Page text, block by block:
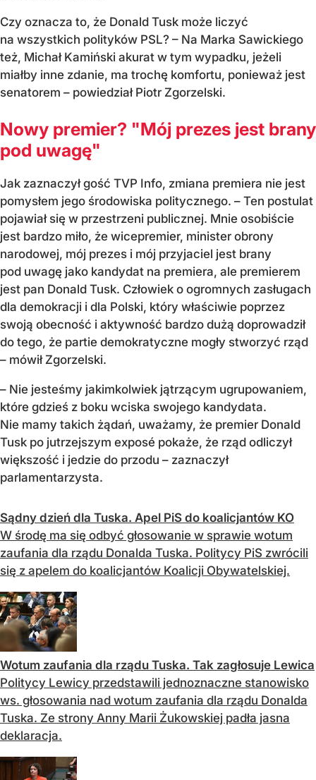
Czy oznacza to, że Donald Tusk może liczyć
na wszystkich polityków PSL? – Na Marka Sawickiego
też, Michał Kamiński akurat w tym wypadku, jeżeli
miałby inne zdanie, ma trochę komfortu, ponieważ jest
senatorem – powiedział Piotr Zgorzelski.
Nowy premier? "Mój prezes jest brany
pod uwagę"
Jak zaznaczył gość TVP Info, zmiana premiera nie jest
pomysłem jego środowiska politycznego. – Ten postulat
pojawiał się w przestrzeni publicznej. Mnie osobiście
jest bardzo miło, że wicepremier, minister obrony
narodowej, mój prezes i mój przyjaciel jest brany
pod uwagę jako kandydat na premiera, ale premierem
jest pan Donald Tusk. Człowiek o ogromnych zasługach
dla demokracji i dla Polski, który właściwie poprzez
swoją obecność i aktywność bardzo dużą doprowadził
do tego, że partie demokratyczne mogły stworzyć rząd
– mówił Zgorzelski.
– Nie jesteśmy jakimkolwiek jątrzącym ugrupowaniem,
które gdzieś z boku wciska swojego kandydata.
Nie mamy takich żądań, uważamy, że premier Donald
Tusk po jutrzejszym exposé pokaże, że rząd odliczył
większość i jedzie do przodu – zaznaczył
parlamentarzysta.
Sądny dzień dla Tuska. Apel PiS do koalicjantów KO
W środę ma się odbyć głosowanie w sprawie wotum
zaufania dla rządu Donalda Tuska. Politycy PiS zwrócili
się z apelem do koalicjantów Koalicji Obywatelskiej.
Wotum zaufania dla rządu Tuska. Tak zagłosuje Lewica
Politycy Lewicy przedstawili jednoznaczne stanowisko
ws. głosowania nad wotum zaufania dla rządu Donalda
Tuska. Ze strony Anny Marii Żukowskiej padła jasna
deklaracja.